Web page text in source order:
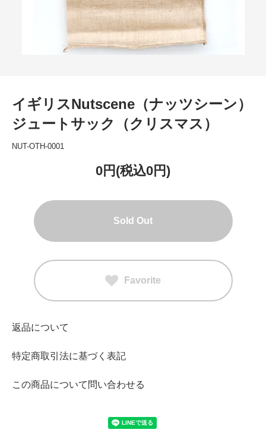
イギリスNutscene（ナッツシーン）
ジュートサック（クリスマス）
NUT-OTH-0001
0円(税込0円)
Sold Out
Favorite
返品について
特定商取引法に基づく表記
この商品について問い合わせる